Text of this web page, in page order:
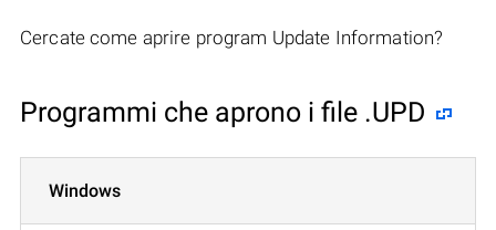
Cercate come aprire program Update Information?
Programmi che aprono i file .UPD
Windows